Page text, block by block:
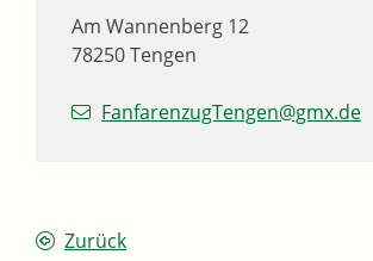
Am Wannenberg 12
78250Tengen
FanfarenzugTengen@gmx.de
Zurück